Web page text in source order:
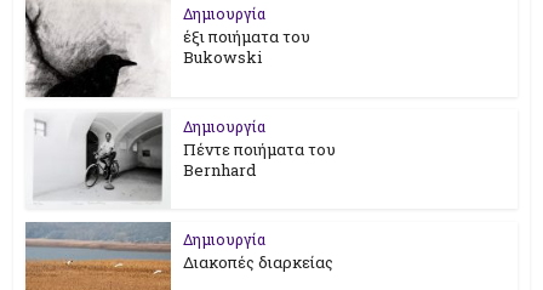
Δημιουργία
έξι ποιήματα του
Bukowski
Δημιουργία
Πέντε ποιήματα του
Bernhard
Δημιουργία
Διακοπές διαρκείας